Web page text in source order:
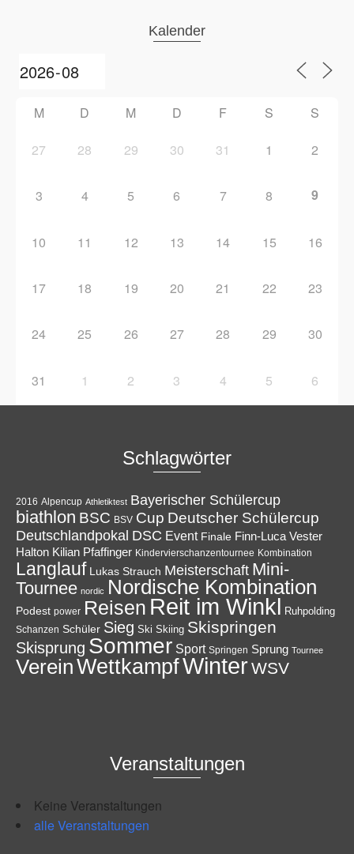
Kalender
M D M D F S S
27 28 29 30 31 1 2
3 4 5 6 7 8 9
10 11 12 13 14 15 16
17 18 19 20 21 22 23
24 25 26 27 28 29 30
31 1 2 3 4 5 6
Schlagwörter
2016 Alpencup Athletiktest Bayerischer Schülercup
biathlon BSC BSV Cup Deutscher Schülercup
Deutschlandpokal DSC Event Finale Finn-Luca Vester
Halton Kilian Pfaffinger Kindervierschanzentournee Kombination
Langlauf Lukas Strauch Meisterschaft Mini-
Tournee nordic Nordische Kombination
Podest power Reisen Reit im Winkl Ruhpolding
Schanzen Schüler Sieg Ski Skiing Skispringen
Skisprung Sommer Sport Springen Sprung Tournee
VereinWettkampfWinterWSV
Veranstaltungen
Keine Veranstaltungen
alle Veranstaltungen